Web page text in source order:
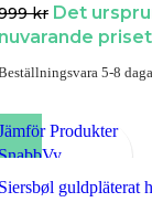
kr Det
5-8
Produkter
till i Favoriter
guldpläterat